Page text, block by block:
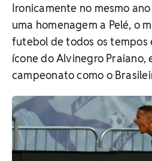
Ironicamente no mesmo
uma homenagem a Pelé, o
futebol de todos os tempos
ícone do Alvinegro Praiano,
campeonato como o